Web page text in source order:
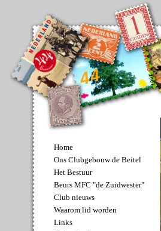
Home
Ons Clubgebouw de Beitel
Het Bestuur
Beurs MFC "de Zuidwester"
Club nieuws
Waarom lid worden
Links